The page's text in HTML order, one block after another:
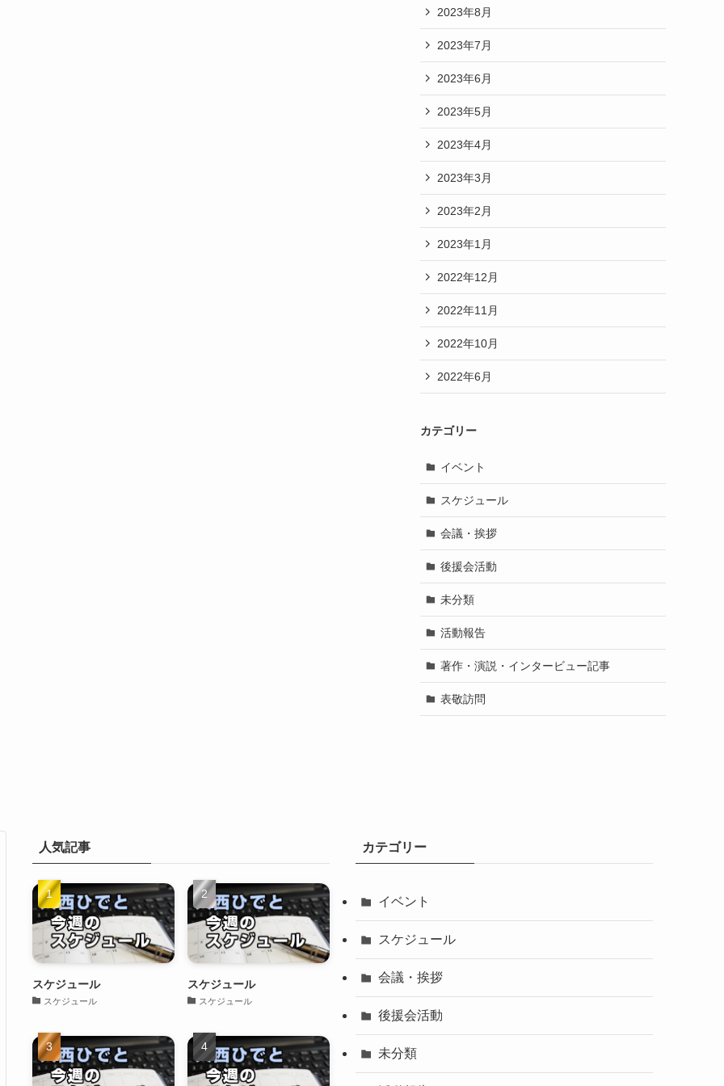
2023年8月
2023年7月
2023年6月
2023年5月
2023年4月
2023年3月
2023年2月
2023年1月
2022年12月
2022年11月
2022年10月
2022年6月
カテゴリー
イベント
スケジュール
会議・挨拶
後援会活動
未分類
活動報告
著作・演説・インタービュー記事
表敬訪問
人気記事
スケジュール
スケジュール
スケジュール
スケジュール
カテゴリー
イベント
スケジュール
会議・挨拶
後援会活動
未分類